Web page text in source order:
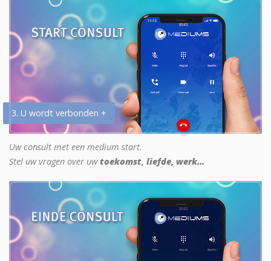
3. U wordt verbonden +
Uw consult met een medium start.
Stel uw vragen over uwtoekomst, liefde, werk...